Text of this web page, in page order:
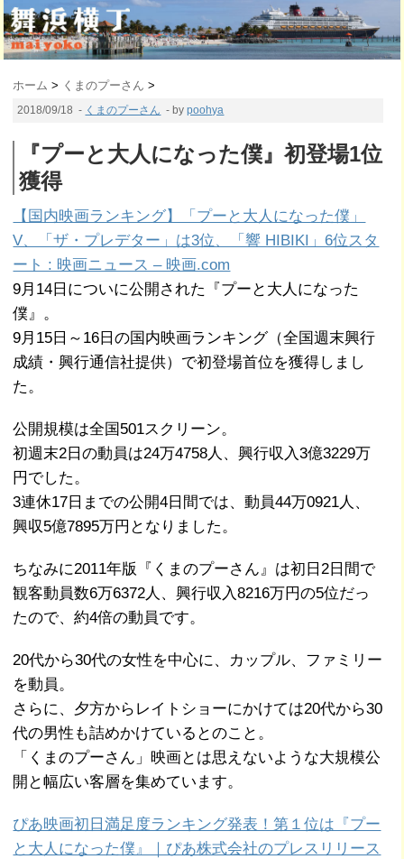
ホーム > くまのプーさん >
2018/09/18 - くまのプーさん - bypoohya
『プーと大人になった僕』初登場1位
獲得
【国内映画ランキング】「プーと大人になった僕」
V、「ザ・プレデター」は3位、「響 HIBIKI」6位スタ
ート : 映画ニュース – 映画.com
9月14日についに公開された『プーと大人になった
僕』。
9月15日～16日の国内映画ランキング（全国週末興行
成績・興行通信社提供）で初登場首位を獲得しまし
た。
公開規模は全国501スクリーン。
初週末2日の動員は24万4758人、興行収入3億3229万
円でした。
3連休17日までの公開4日間では、動員44万0921人、
興収5億7895万円となりました。
ちなみに2011年版『くまのプーさん』は初日2日間で
観客動員数6万6372人、興行収入8216万円の5位だっ
たので、約4倍の動員です。
20代から30代の女性を中心に、カップル、ファミリー
を動員。
さらに、夕方からレイトショーにかけては20代から30
代の男性も詰めかけているとのこと。
「くまのプーさん」映画とは思えないような大規模公
開と幅広い客層を集めています。
ぴあ映画初日満足度ランキング発表！第１位は『プー
と大人になった僕』｜ぴあ株式会社のプレスリリース